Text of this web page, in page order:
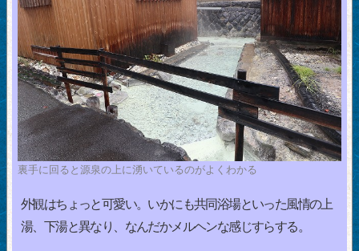
裏手に回ると源泉の上に湧いているのがよくわかる
外観はちょっと可愛い。いかにも共同浴場といった風情の上
湯、下湯と異なり、なんだかメルヘンな感じすらする。